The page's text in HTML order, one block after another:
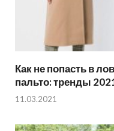
Как не попасть в
пальто: тренды
11.03.2021